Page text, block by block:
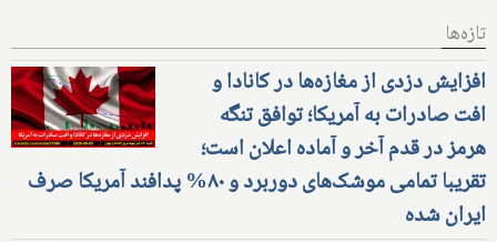
تازه‌ها
افزایش دزدی از مغازه‌ها در کانادا و
افت صادرات به آمریکا؛ توافق تنگه
هرمز در قدم آخر و آماده اعلان است؛
تقریبا تمامی موشک‌های دوربرد و ۸۰% پدافند آمریکا صرف
ایران شده